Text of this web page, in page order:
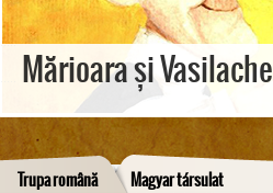
Mărioara și Vasilache
Trupa română Magyar társulat